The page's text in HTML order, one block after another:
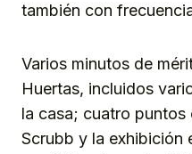
también con
Varios minutos de
Huertas, incluidos
la casa; cuatro
Scrubb y la exhibición